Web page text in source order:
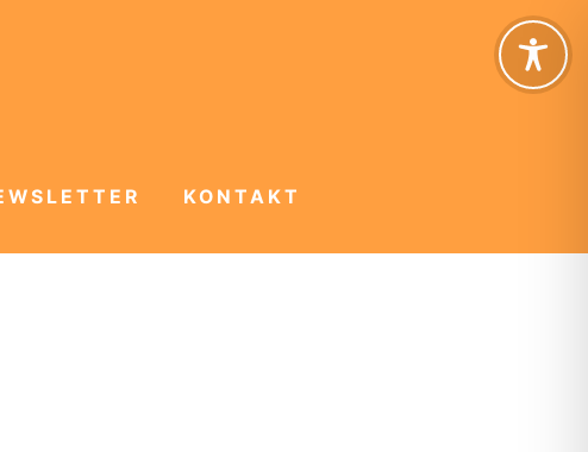
KONTAKT